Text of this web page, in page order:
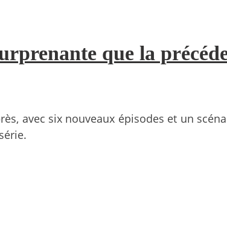
que la
avec six nouveaux épisodes et un